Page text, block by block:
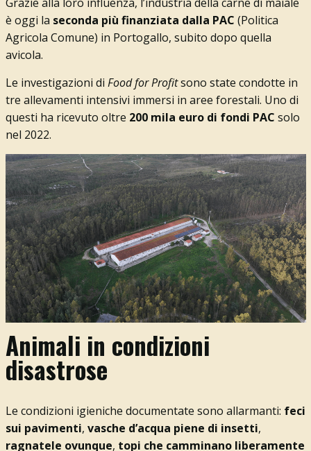
è oggi la seconda più finanziata dalla PAC (Politica
Agricola Comune) in Portogallo, subito dopo quella
avicola.
Le investigazioni di Food for Profitsono state condotte in
tre allevamenti intensivi immersi in aree forestali. Uno di
questi ha ricevuto oltre 200 mila euro di fondi PAC solo
nel 2022.
Animali in condizioni
disastrose
Le condizioni igieniche documentate sono allarmanti: feci
sui pavimenti, vasche d’acqua piene di insetti,
ragnatele ovunque, topi che camminano liberamente